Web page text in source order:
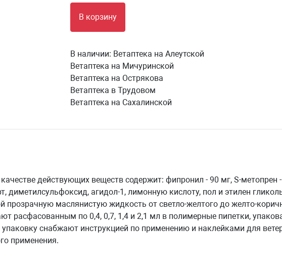
В корзину
В наличии: Ветаптека на Алеутской
Ветаптека на Мичуринской
Ветаптека на Острякова
Ветаптека в Трудовом
Ветаптека на Сахалинской
действующих веществ содержит: фипронил - 90 мг, S-метопрен
диметилсульфоксид, агидол-1, лимонную кислоту, пол и этилен
прозрачную маслянистую жидкость от светло-желтого до желто-
расфасованным по 0,4, 0,7, 1,4 и 2,1 мл в полимерные пипетки,
снабжают инструкцией по применению и наклейками для
применения.